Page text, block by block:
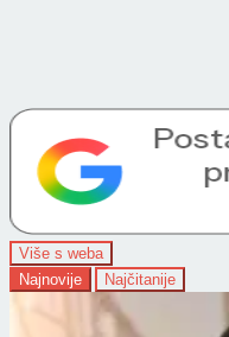
Više s weba
Najnovije
Najčitanije